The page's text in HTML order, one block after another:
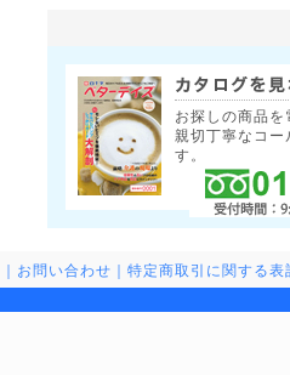
お探しの商品
親切丁寧なコー
す。
お問い合わせ 特定商取引に関する表